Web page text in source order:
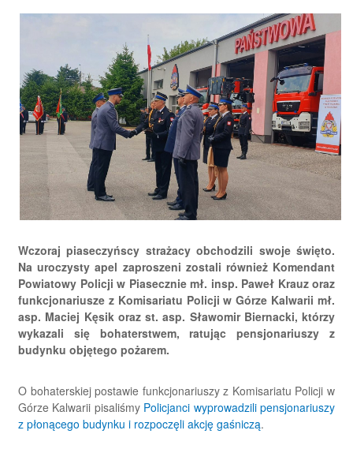
Wczoraj piaseczyńscy strażacy obchodzili swoje święto.
Na uroczysty apel zaproszeni zostali również Komendant
Powiatowy Policji w Piasecznie mł. insp. Paweł Krauz oraz
funkcjonariusze z Komisariatu Policji w Górze Kalwarii mł.
asp. Maciej Kęsik oraz st. asp. Sławomir Biernacki, którzy
wykazali się bohaterstwem, ratując pensjonariuszy z
budynku objętego pożarem.
O bohaterskiej postawie funkcjonariuszy z Komisariatu Policji w
Górze Kalwarii pisaliśmy Policjanci wyprowadzili pensjonariuszy
z płonącego budynku i rozpoczęli akcję gaśniczą.